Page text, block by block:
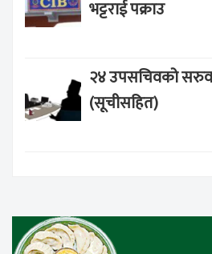
भट्टराई पक्राउ
२४ उपसचिवको
(सूचीसहित)